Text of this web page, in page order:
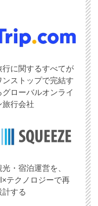
行に関するすべてが
ンストップで完結す
グローバルオンライ
旅行会社
光・宿泊運営を、
テクノロジーで再
計する